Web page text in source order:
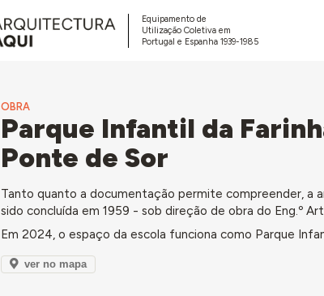
Equipamento de
Utilização Coletiva em
Portugal e Espanha 1939-1985
OBRA
Parque Infantil da
Ponte de Sor
Tanto quanto a documentação permite compreender, a
sido concluída em 1959 - sob direção de obra do Eng.º
Em 2024, o espaço da escola funciona como Parque
ver no mapa